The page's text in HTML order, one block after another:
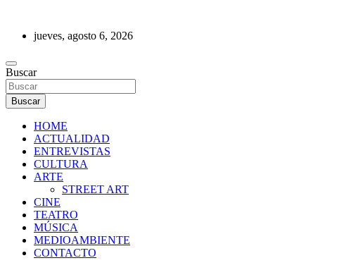
contenidojueves, agosto 6, 2026
REVISTA DE PRENSA
Buscar
Buscar
HOME
ACTUALIDAD
ENTREVISTAS
CULTURA
ARTE
STREET ART
CINE
TEATRO
MÚSICA
MEDIOAMBIENTE
CONTACTO